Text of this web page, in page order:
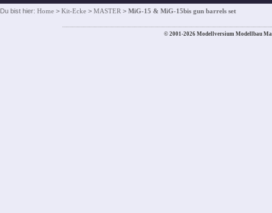
Du bist hier: Home > Kit-Ecke > MASTER > MiG-15 & MiG-15bis gun barrels set
© 2001-2026 Modellversium Modellbau